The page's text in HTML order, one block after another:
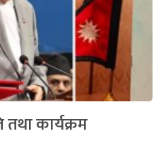
कार्यक्रम